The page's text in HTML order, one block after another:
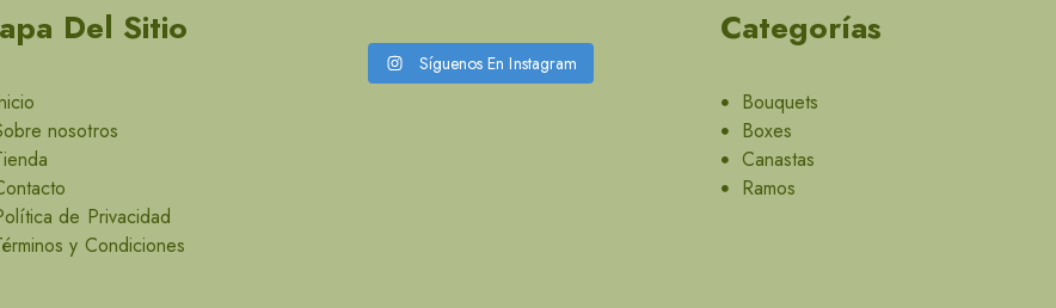
Del Sitio
nosotros
de Privacidad
y Condiciones
Síguenos En Instagram
Categorías
Bouquets
Boxes
Canastas
Ramos